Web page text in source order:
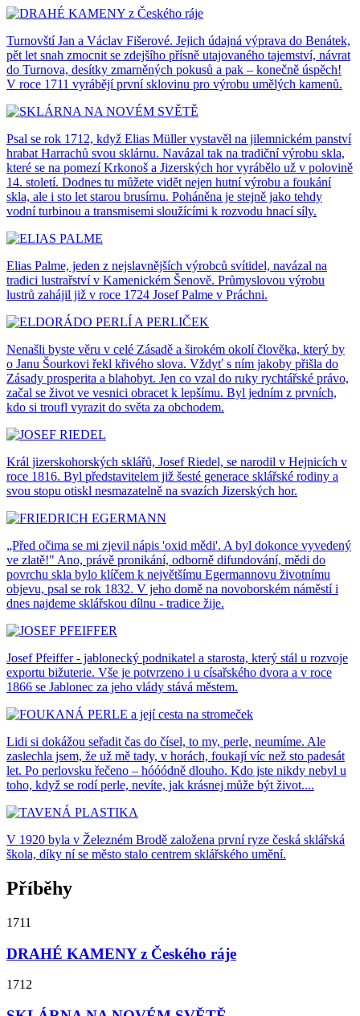
Turnovští Jan a Václav Fišerové. Jejich údajná výprava do Benátek,
pět let snah zmocnit se zdejšího přísně utajovaného tajemství, návrat
do Turnova, desítky zmarněných pokusů a pak – konečně úspěch!
V roce 1711 vyrábějí první sklovinu pro výrobu umělých kamenů.
Psal se rok 1712, když Elias Müller vystavěl na jilemnickém panství
hrabat Harrachů svou sklárnu. Navázal tak na tradiční výrobu skla,
které se na pomezí Krkonoš a Jizerských hor vyrábělo už v polovině
14. století. Dodnes tu můžete vidět nejen hutní výrobu a foukání
skla, ale i sto let starou brusírnu. Poháněna je stejně jako tehdy
vodní turbinou a transmisemi sloužícími k rozvodu hnací síly.
Elias Palme, jeden z nejslavnějších výrobců svítidel, navázal na
tradici lustrařství v Kamenickém Šenově. Průmyslovou výrobu
lustrů zahájil již v roce 1724 Josef Palme v Práchni.
Nenašli byste věru v celé Zásadě a širokém okolí člověka, který by
o Janu Šourkovi řekl křivého slova. Vždyť s ním jakoby přišla do
Zásady prosperita a blahobyt. Jen co vzal do ruky rychtářské právo,
začal se život ve vesnici obracet k lepšímu. Byl jedním z prvních,
kdo si troufl vyrazit do světa za obchodem.
Král jizerskohorských sklářů, Josef Riedel, se narodil v Hejnicích v
roce 1816. Byl představitelem již šesté generace sklářské rodiny a
svou stopu otiskl nesmazatelně na svazích Jizerských hor.
„Před očima se mi zjevil nápis 'oxid mědi'. A byl dokonce vyvedený
ve zlatě!" Ano, právě pronikání, odborně difundování, mědi do
povrchu skla bylo klíčem k největšímu Egermannovu životnímu
objevu, psal se rok 1832. V jeho domě na novoborském náměstí i
dnes najdeme sklářskou dílnu - tradice žije.
Josef Pfeiffer - jablonecký podnikatel a starosta, který stál u rozvoje
exportu bižuterie. Vše je potvrzeno i u císařského dvora a v roce
1866 se Jablonec za jeho vlády stává městem.
Lidi si dokážou seřadit čas do čísel, to my, perle, neumíme. Ale
zaslechla jsem, že už mě tady, v horách, foukají víc než sto padesát
let. Po perlovsku řečeno – hóóódně dlouho. Kdo jste nikdy nebyl u
toho, když se rodí perle, nevíte, jak krásnej může být život....
V 1920 byla v Železném Brodě založena první ryze česká sklářská
škola, díky ní se město stalo centrem sklářského umění.
Příběhy
1711
DRAHÉ KAMENY z Českého ráje
1712